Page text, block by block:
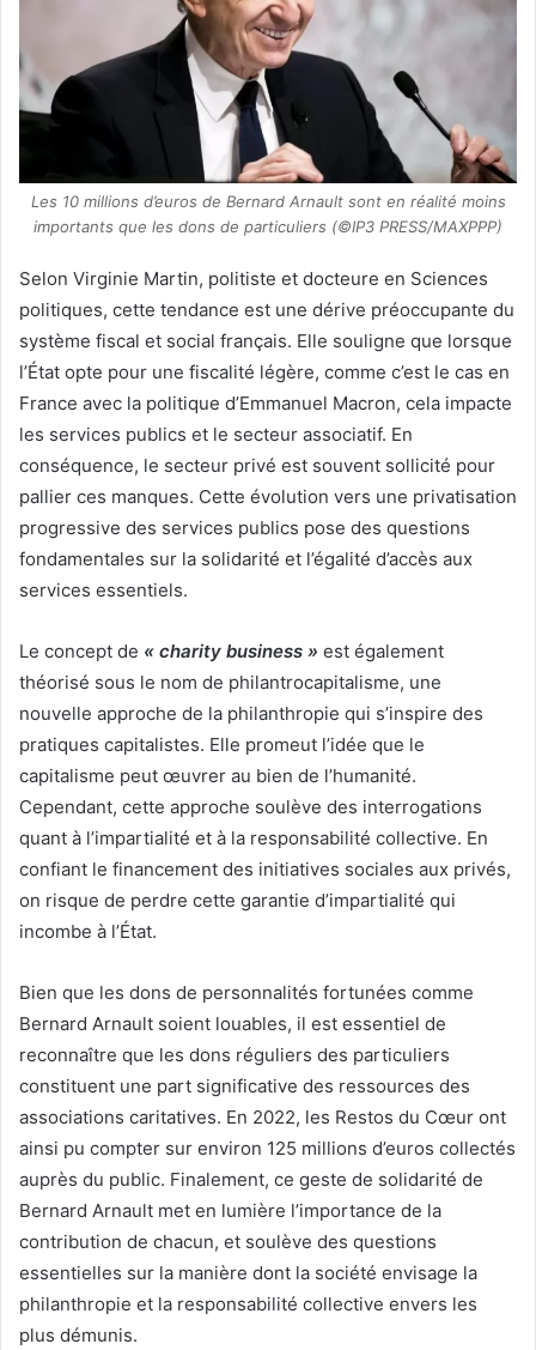
Les 10 millions d’euros de Bernard Arnault sont en réalité moins
importants que les dons de particuliers (©IP3 PRESS/MAXPPP)
Selon Virginie Martin, politiste et docteure en Sciences
politiques, cette tendance est une dérive préoccupante du
système fiscal et social français. Elle souligne que lorsque
l’État opte pour une fiscalité légère, comme c’est le cas en
France avec la politique d’Emmanuel Macron, cela impacte
les services publics et le secteur associatif. En
conséquence, le secteur privé est souvent sollicité pour
pallier ces manques. Cette évolution vers une privatisation
progressive des services publics pose des questions
fondamentales sur la solidarité et l’égalité d’accès aux
services essentiels.
Le concept de « charity business » est également
théorisé sous le nom de philantrocapitalisme, une
nouvelle approche de la philanthropie qui s’inspire des
pratiques capitalistes. Elle promeut l’idée que le
capitalisme peut œuvrer au bien de l’humanité.
Cependant, cette approche soulève des interrogations
quant à l’impartialité et à la responsabilité collective. En
confiant le financement des initiatives sociales aux privés,
on risque de perdre cette garantie d’impartialité qui
incombe à l’État.
Bien que les dons de personnalités fortunées comme
Bernard Arnault soient louables, il est essentiel de
reconnaître que les dons réguliers des particuliers
constituent une part significative des ressources des
associations caritatives. En 2022, les Restos du Cœur ont
ainsi pu compter sur environ 125 millions d’euros collectés
auprès du public. Finalement, ce geste de solidarité de
Bernard Arnault met en lumière l’importance de la
contribution de chacun, et soulève des questions
essentielles sur la manière dont la société envisage la
philanthropie et la responsabilité collective envers les
plus démunis.